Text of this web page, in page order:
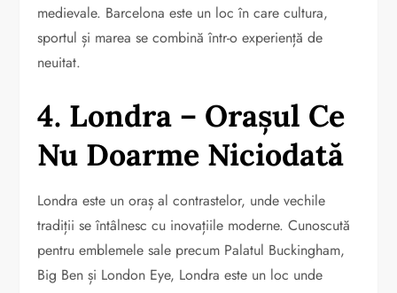
medievale. Barcelona este un loc în care cultura,
sportul și marea se combină într-o experiență de
neuitat.
4. Londra – Orașul Ce
Nu Doarme Niciodată
Londra este un oraș al contrastelor, unde vechile
tradiții se întâlnesc cu inovațiile moderne. Cunoscută
pentru emblemele sale precum Palatul Buckingham,
Big Ben și London Eye, Londra este un loc unde